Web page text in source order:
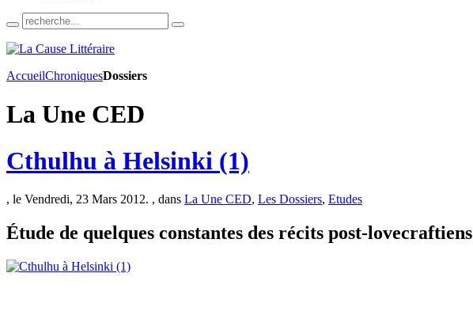
AccueilChroniquesDossiers
La Une CED
Cthulhu à Helsinki (1)
, le Vendredi, 23 Mars 2012. , dans La Une CED, Les Dossiers, Etudes
Étude de quelques constantes des récits post-lovecraftiens